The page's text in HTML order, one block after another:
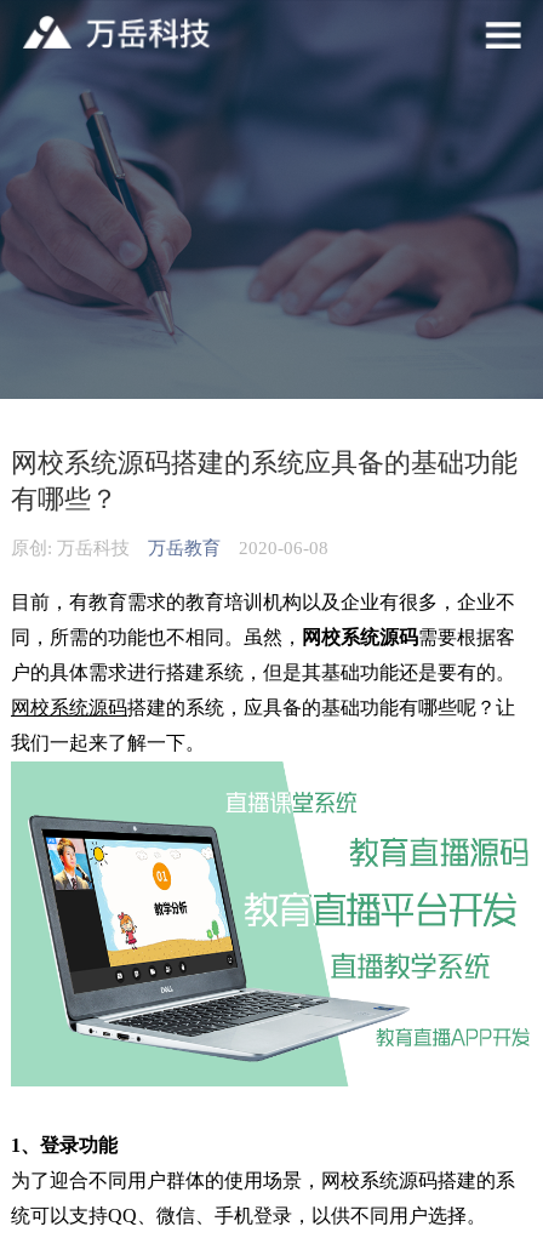
网校系统源码搭建的系统应具备的基础功能
有哪些？
原创: 万岳科技 万岳教育2020-06-08
目前，有教育需求的教育培训机构以及企业有很多，企业不
同，所需的功能也不相同。虽然， 网校系统源码需要根据客
户的具体需求进行搭建系统，但是其基础功能还是要有的。
网校系统源码搭建的系统，应具备的基础功能有哪些呢？让
我们一起来了解一下。
1、登录功能
为了迎合不同用户群体的使用场景，网校系统源码搭建的系
统可以支持QQ、微信、手机登录，以供不同用户选择。